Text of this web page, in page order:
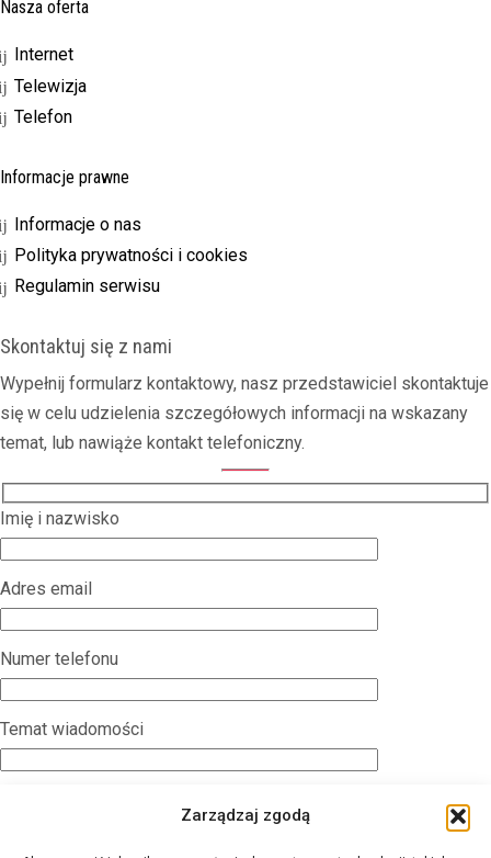
Zarządzaj zgodą
Nasza oferta
Internet
Telewizja
Telefon
Informacje prawne
Informacje o nas
Polityka prywatności i cookies
Regulamin serwisu
Skontaktuj się z nami
Wypełnij formularz kontaktowy, nasz przedstawiciel skontaktuje
się w celu udzielenia szczegółowych informacji na wskazany
temat, lub nawiąże kontakt telefoniczny.
Imię i nazwisko
Adres email
Numer telefonu
Temat wiadomości